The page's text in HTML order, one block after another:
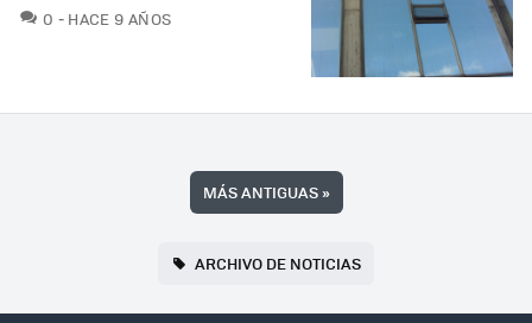
0 COMENTARIOS
HACE 9 AÑOS
MÁS ANTIGUAS»
ARCHIVO DE NOTICIAS